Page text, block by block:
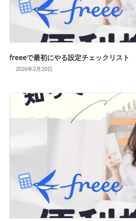
freeeで最初にやる設定チェックリスト
2026年2月20日